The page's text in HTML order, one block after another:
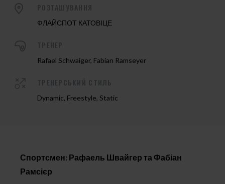
ФЛАЙСПОТ КАТОВІЦЕ
Rafael Schwaiger, Fabian Ramseyer
Dynamic, Freestyle, Static
Спортсмен: Рафаель Швайгер та Фабіан
Рамсієр